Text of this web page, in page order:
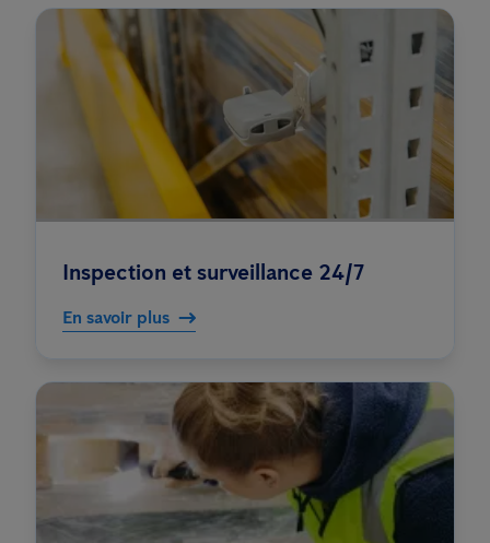
Inspection et surveillance 24/7
En savoir plus